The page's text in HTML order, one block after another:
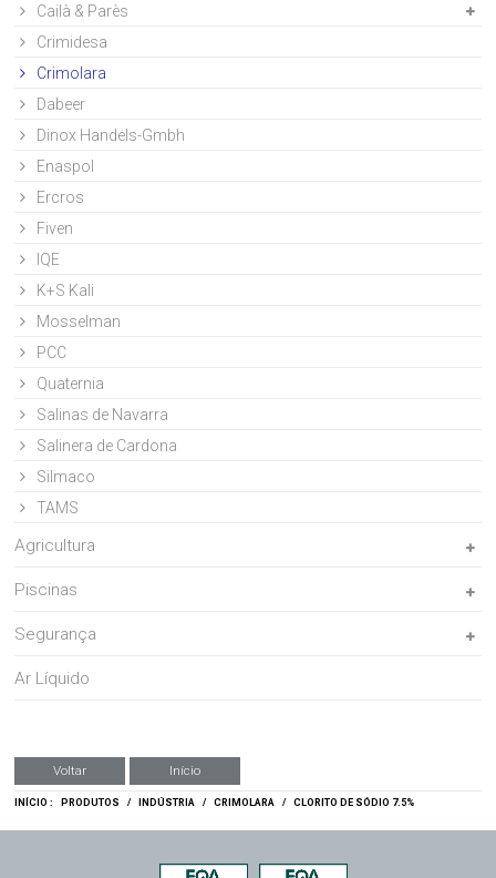
Cailà & Parès
Crimidesa
Crimolara
Dabeer
Dinox Handels-Gmbh
Enaspol
Ercros
Fiven
IQE
K+S Kali
Mosselman
PCC
Quaternia
Salinas de Navarra
Salinera de Cardona
Silmaco
TAMS
Agricultura
Piscinas
Segurança
Ar Líquido
Voltar Início
INÍCIO : PRODUTOS / INDÚSTRIA / CRIMOLARA / CLORITO DE SÓDIO 7.5%